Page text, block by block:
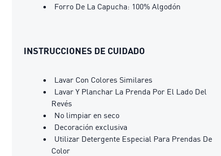
Forro De La Capucha: 100% Algodón
INSTRUCCIONES DE CUIDADO
Lavar Con Colores Similares
Lavar Y Planchar La Prenda Por El Lado Del
Revés
No limpiar en seco
Decoración exclusiva
Utilizar Detergente Especial Para Prendas De
Color